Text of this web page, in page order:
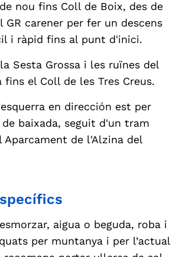
nou fins Coll de Boix, des de
GR carener per fer un descens
i ràpid fins al punt d'inici.
Sesta Grossa i les ruïnes del
fins el Coll de les Tres Creus.
en dirección est per
baixada, seguit d'un tram
de l'Alzina del
aigua o beguda, roba i
per muntanya i per l’actual